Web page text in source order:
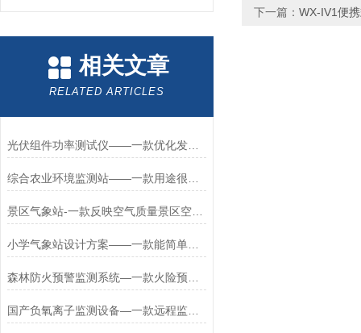
相关文章
RELATED ARTICLES
光伏组件功率测试仪——一款优化发电效率的户外IV测试仪2025+派+送
景区气象站-一款反映空气质量景区空气负氧离子监测仪2024全+境+派+送
小学气象站设计方案——一款能简单安装的学校气象观测站2023已更新
下一篇： WX-IV1便